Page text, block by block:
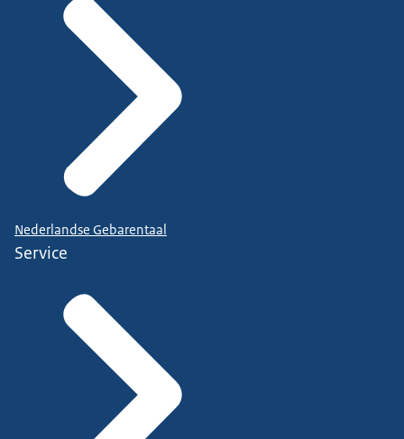
Nederlandse Gebarentaal
Service